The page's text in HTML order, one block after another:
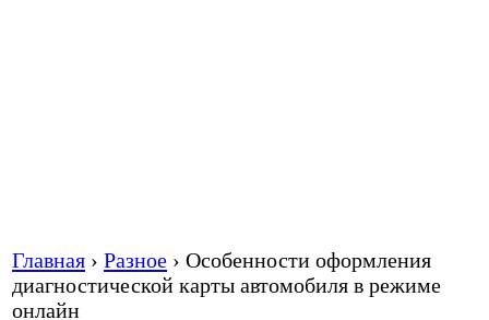
Главная › Разное › Особенности оформления
диагностической карты автомобиля в режиме
онлайн